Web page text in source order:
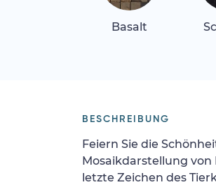
Basalt
BESCHREIBUNG
Feiern Sie die
Mosaikdarstellung von
letzte Zeichen des